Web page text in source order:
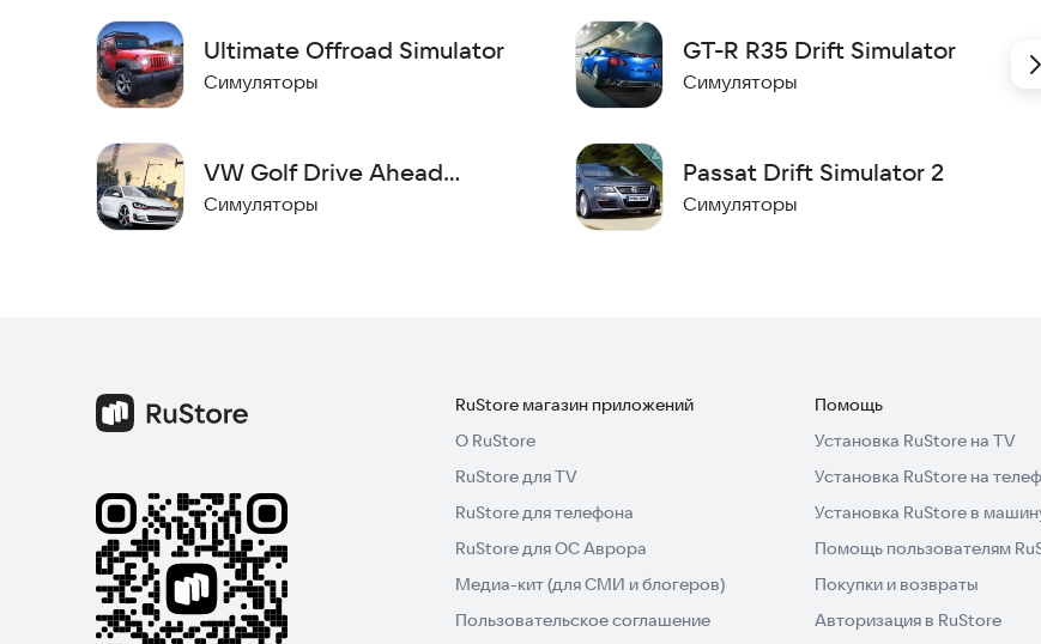
Ultimate Offroad Simulator
Симуляторы
VW Golf Drive Ahead
Simulator 3D
Симуляторы
GT-R R35 Drift Simulator
Симуляторы
Passat Drift Simulator 2
Симуляторы
RuStore магазин приложений
О RuStore
RuStore для TV
RuStore для телефона
RuStore для ОС Аврора
Медиа-кит (для СМИ и блогеров)
Пользовательское соглашение
Помощь
Установка RuStore на TV
Установка RuStore на
Установка RuStore в
Помощь пользователям
Покупки и возвраты
Авторизация в RuStore